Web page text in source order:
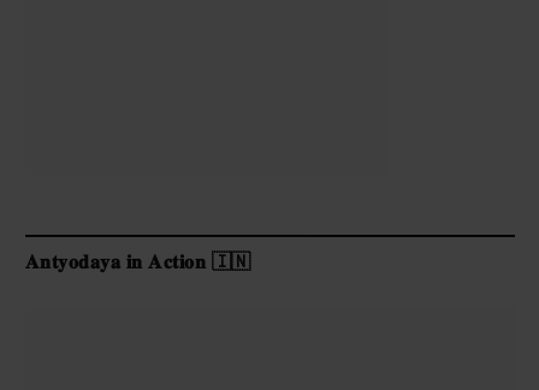
𝐀𝐧𝐭𝐲𝐨𝐝𝐚𝐲𝐚 𝐢𝐧 𝐀𝐜𝐭𝐢𝐨𝐧 🇮🇳